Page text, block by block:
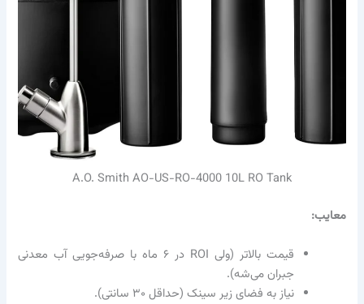
A.O. Smith AO-US-RO-4000 10L RO Tank
معایب:
قیمت بالاتر (ولی ROI در ۶ ماه با صرفه‌جویی آب معدنی
جبران می‌شه).
نیاز به فضای زیر سینک (حداقل ۳۰ سانتی).